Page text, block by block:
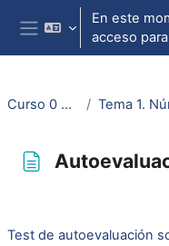
Salta al contenido principal
Panel lateral
En este
acceso
Curso 0 Matem ADE...
Test de autoevaluación